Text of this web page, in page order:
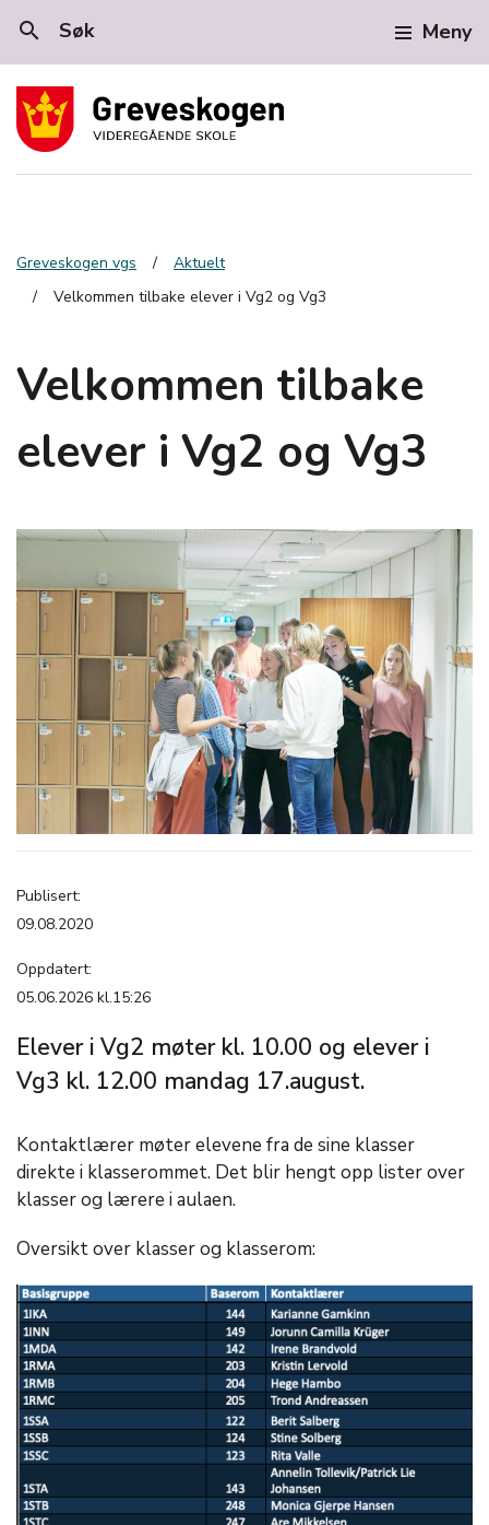
search Søk Meny
Greveskogen vgs
Aktuelt
Velkommen tilbake elever i Vg2 og Vg3
Velkommen tilbake
elever i Vg2 og Vg3
Publisert:
09.08.2020
Oppdatert:
05.06.2026 kl.15:26
Elever i Vg2 møter kl. 10.00 og elever i
Vg3 kl. 12.00 mandag 17.august.
Kontaktlærer møter elevene fra de sine klasser
direkte i klasserommet. Det blir hengt opp lister over
klasser og lærere i aulaen.
Oversikt over klasser og klasserom: